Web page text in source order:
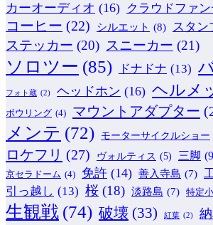
カーオーディオ (16) クラウドファ
コーヒー (22) シルエット (8) スタン
ステッカー (20) スニーカー (21)
ソロツー (85) ドナドナ (13)
フォト蔵 (2) ヘッドホン (16) ヘルメ
ボウリング (4) マウントアダプター
メンテ (72) モーターサイクルショー
ロケフリ (27) ヴォルティス (5) 三脚
京セラドーム (4) 免許 (14) 善入寺島 (7)
引っ越し (13) 桜 (18) 淡路島 (7) 特定
生観戦 (74) 破壊 (33) 紅葉 (2)